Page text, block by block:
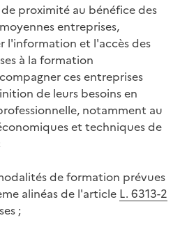
proximité au bénéfice des
entreprises,
l'information et l'accès des
à la formation
ces entreprises
de leurs besoins en
notamment au
et techniques de
de formation prévues
alinéas de l'article L. 6313-2
;